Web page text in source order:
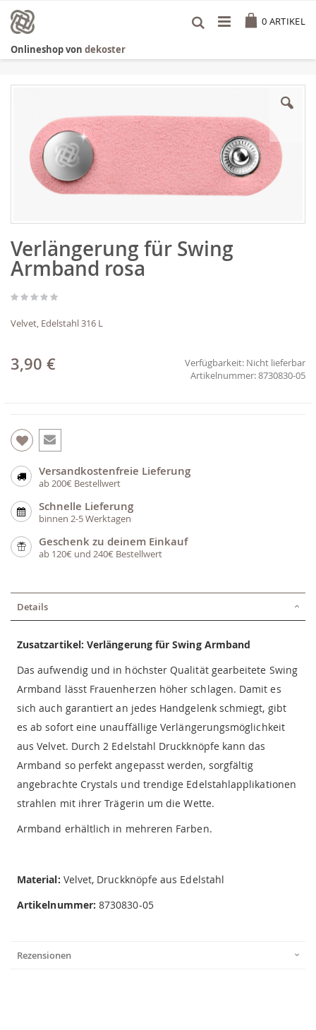
Inhalt
springen
0 ARTIKEL
Onlineshop von dekoster
Bildgalerie
springen
Anfang
der
Bildgalerie
Verlängerung für Swing
Armband rosa
Velvet, Edelstahl 316 L
3,90 € Verfügbarkeit: Nicht lieferbar
8730830-05
Versandkostenfreie Lieferung
ab 200€ Bestellwert
Schnelle Lieferung
binnen 2-5 Werktagen
Geschenk zu deinem Einkauf
ab 120€ und 240€ Bestellwert
Details
Zusatzartikel: Verlängerung für Swing Armband
Das aufwendig und in höchster Qualität gearbeitete Swing
Armband lässt Frauenherzen höher schlagen. Damit es
sich auch garantiert an jedes Handgelenk schmiegt, gibt
es ab sofort eine unauffällige Verlängerungsmöglichkeit
aus Velvet. Durch 2 Edelstahl Druckknöpfe kann das
Armband so perfekt angepasst werden, sorgfältig
angebrachte Crystals und trendige Edelstahlapplikationen
strahlen mit ihrer Trägerin um die Wette.
Armband erhältlich in mehreren Farben.
Material: Velvet, Druckknöpfe aus Edelstahl
Artikelnummer:8730830-05
Rezensionen